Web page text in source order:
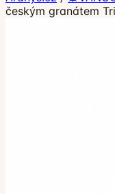
českým granátem